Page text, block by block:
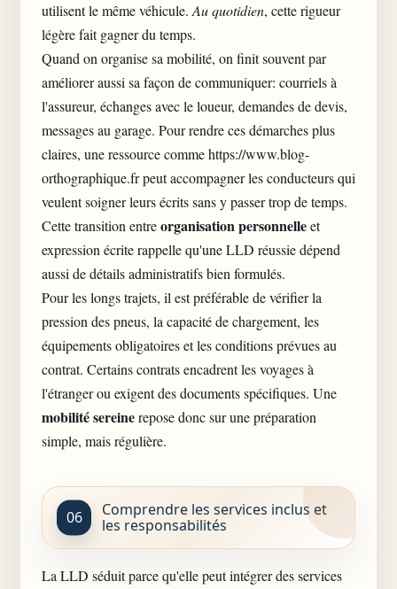
utilisent le même véhicule. Au quotidien, cette rigueur
légère fait gagner du temps.
Quand on organise sa mobilité, on finit souvent par
améliorer aussi sa façon de communiquer: courriels à
l'assureur, échanges avec le loueur, demandes de devis,
messages au garage. Pour rendre ces démarches plus
claires, une ressource commehttps://www.blog-
orthographique.frpeut accompagner les conducteurs qui
veulent soigner leurs écrits sans y passer trop de temps.
Cette transition entreorganisation personnelleet
expression écrite rappelle qu'une LLD réussie dépend
aussi de détails administratifs bien formulés.
Pour les longs trajets, il est préférable de vérifier la
pression des pneus, la capacité de chargement, les
équipements obligatoires et les conditions prévues au
contrat. Certains contrats encadrent les voyages à
l'étranger ou exigent des documents spécifiques. Une
mobilité sereinerepose donc sur une préparation
simple, mais régulière.
Comprendre les services inclus et
les responsabilités
La LLD séduit parce qu'elle peut intégrer des services